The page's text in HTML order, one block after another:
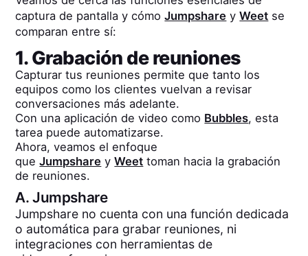
captura de pantalla y cómoJumpshare yWeet se
comparan entre sí:
1. Grabación de reuniones
Capturar tus reuniones permite que tanto los
equipos como los clientes vuelvan a revisar
conversaciones más adelante.
Con una aplicación de video como Bubbles, esta
tarea puede automatizarse.
Ahora, veamos el enfoque
queJumpshare yWeet toman hacia la grabación
de reuniones.
A.Jumpshare
Jumpshare no cuenta con una función dedicada
o automática para grabar reuniones, ni
integraciones con herramientas de